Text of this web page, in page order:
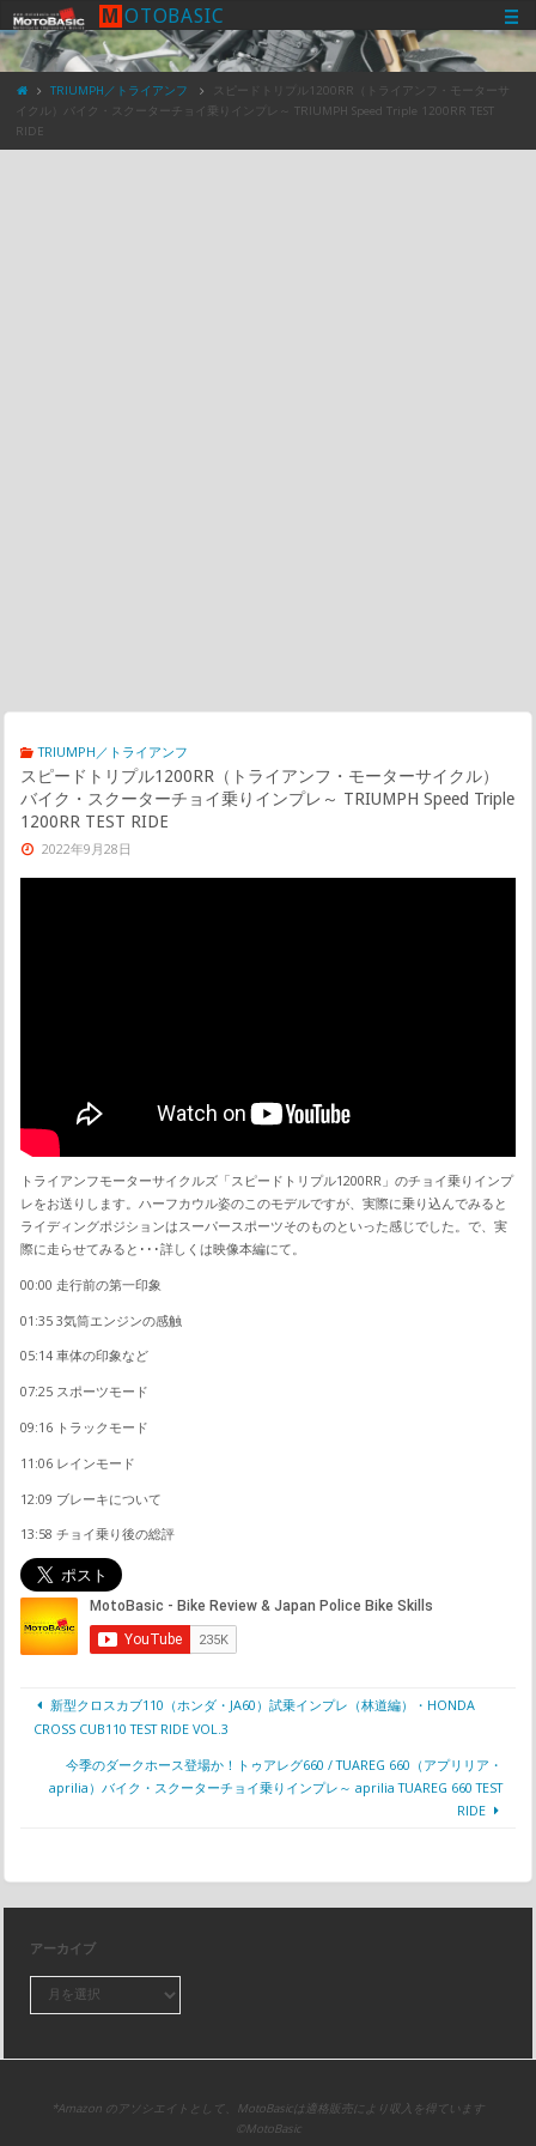
M OTOBASIC
TRIUMPH／トライアンフ
スピードトリプル1200RR（トライアンフ・モーターサ
イクル）バイク・スクーターチョイ乗りインプレ～ TRIUMPH Speed Triple 1200RR TEST
RIDE
TRIUMPH／トライアンフ
スピードトリプル1200RR（トライアンフ・モーターサイクル）
バイク・スクーターチョイ乗りインプレ～ TRIUMPH Speed Triple
1200RR TEST RIDE
2022年9月28日
トライアンフモーターサイクルズ「スピードトリプル1200RR」のチョイ乗りインプ
レをお送りします。ハーフカウル姿のこのモデルですが、実際に乗り込んでみると
ライディングポジションはスーパースポーツそのものといった感じでした。で、実
際に走らせてみると･･･詳しくは映像本編にて。
00:00 走行前の第一印象
01:35 3気筒エンジンの感触
05:14 車体の印象など
07:25 スポーツモード
09:16 トラックモード
11:06 レインモード
12:09 ブレーキについて
13:58 チョイ乗り後の総評
新型クロスカブ110（ホンダ・JA60）試乗インプレ（林道編）・HONDA
CROSS CUB110 TEST RIDE VOL.3
今季のダークホース登場か！トゥアレグ660 / TUAREG 660（アプリリア・
aprilia）バイク・スクーターチョイ乗りインプレ～ aprilia TUAREG 660 TEST
RIDE
アーカイブ
*Amazon のアソシエイトとして、MotoBasicは適格販売により収入を得ています
©MotoBasic